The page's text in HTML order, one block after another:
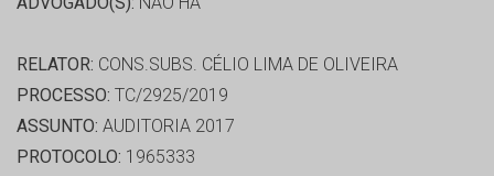
RELATOR: CONS.SUBS. CÉLIO LIMA DE OLIVEIRA
PROCESSO: TC/2925/2019
ASSUNTO: AUDITORIA 2017
PROTOCOLO: 1965333